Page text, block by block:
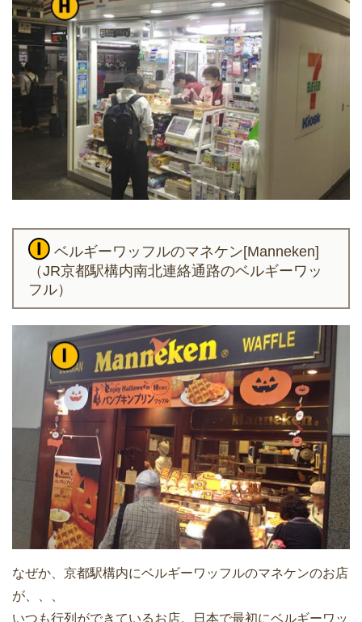
ベルギーワッフルのマネケン[Manneken]
（JR京都駅構内南北連絡通路のベルギーワッ
フル）
なぜか、京都駅構内にベルギーワッフルのマネケンのお店
が、、、
いつも行列ができているお店。日本で最初にベルギーワッ